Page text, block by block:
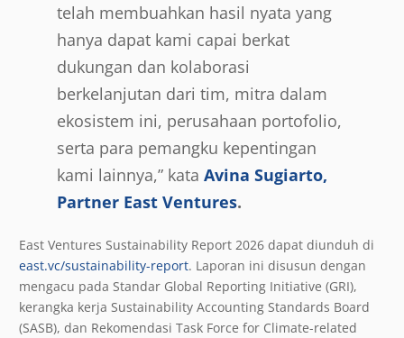
telah membuahkan hasil nyata yang
hanya dapat kami capai berkat
dukungan dan kolaborasi
berkelanjutan dari tim, mitra dalam
ekosistem ini, perusahaan portofolio,
serta para pemangku kepentingan
kami lainnya,” kata Avina Sugiarto,
Partner East Ventures.
East Ventures Sustainability Report 2026 dapat diunduh di
east.vc/sustainability-report. Laporan ini disusun dengan
mengacu pada Standar Global Reporting Initiative (GRI),
kerangka kerja Sustainability Accounting Standards Board
(SASB), dan Rekomendasi Task Force for Climate-related